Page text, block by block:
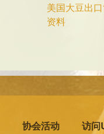
美国大豆出
资料
协会活动 访问